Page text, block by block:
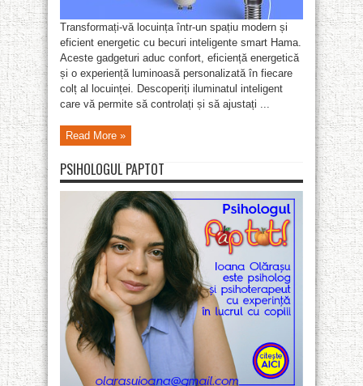
Transformați-vă locuința într-un spațiu modern și
eficient energetic cu becuri inteligente smart Hama.
Aceste gadgeturi aduc confort, eficiență energetică
și o experiență luminoasă personalizată în fiecare
colț al locuinței. Descoperiți iluminatul inteligent
care vă permite să controlați și să ajustați ...
Read More »
PSIHOLOGUL PAPTOT